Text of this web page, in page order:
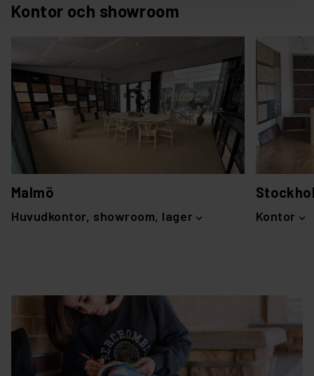
Kontor och showroom
Malmö
Huvudkontor, showroom, lager Kontor